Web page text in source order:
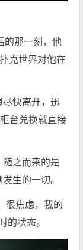
的那一刻，他
克世界对他在
尽快离开，迅
台兑换就直接
随之而来的是
生的一切。
很焦虑，我的
的状态。